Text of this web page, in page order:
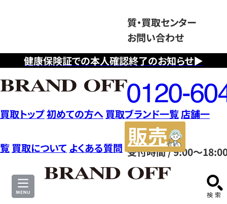
健康保険証での本人確認終了のお知らせ▶
質・買取センター
お問い合わせ
フ
リ
ー
ダ
イ
ヤ
ル
0120604117
受付時間 / 9:00～
買取トップ初めての方へ 買取ブランド一覧店舗一
覧 買取について よくある質問
サ